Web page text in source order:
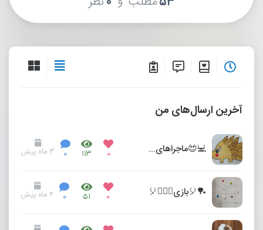
آخرین ارسال‌های من
💻😍ماجراهای من و مدرسه 😍💻 ۰ ۱۱۳ ۰ ۳ ماه پیش
🏓🎈بازی🤹🏻‍♀️🎈 ۰ ۵۱ ۰ ۴ ماه پیش